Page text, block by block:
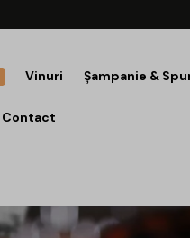
Vinuri Șampanie &
Contact